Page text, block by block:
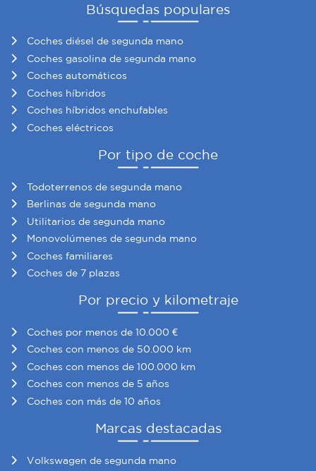
nuestros partners de redes sociales, publicidad y análisis
que les haya proporcionado o que hayan recopilado a
partir del uso que haya hecho de sus servicios.
Búsquedas populares
Coches diésel de segunda mano
Coches gasolina de segunda mano
Coches automáticos
Coches híbridos
Coches híbridos enchufables
Coches eléctricos
Por tipo de coche
Todoterrenos de segunda mano
Berlinas de segunda mano
Utilitarios de segunda mano
Monovolúmenes de segunda mano
Coches familiares
Coches de 7 plazas
Por precio y kilometraje
Coches por menos de 10.000 €
Coches con menos de 50.000 km
Coches con menos de 100.000 km
Coches con menos de 5 años
Coches con más de 10 años
Marcas destacadas
Volkswagen de segunda mano